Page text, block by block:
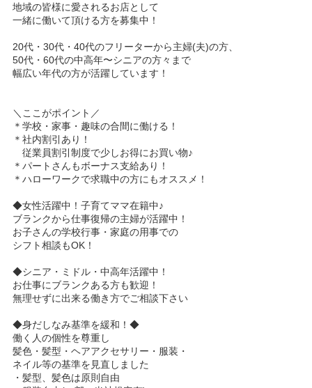
地域の皆様に愛されるお店として
一緒に働いて頂ける方を募集中！
20代・30代・40代のフリーターから主婦(夫)の方、
50代・60代の中高年〜シニアの方々まで
幅広い年代の方が活躍しています！
＼ここがポイント／
＊学校・家事・趣味の合間に働ける！
＊社内割引あり！
従業員割引制度で少しお得にお買い物♪
＊パートさんもボーナス支給あり！
＊ハローワークで求職中の方にもオススメ！
◆女性活躍中！子育てママ在籍中♪
ブランクから仕事復帰の主婦が活躍中！
お子さんの学校行事・家庭の用事での
シフト相談もOK！
◆シニア・ミドル・中高年活躍中！
お仕事にブランクある方も歓迎！
無理せずに出来る働き方でご相談下さい
◆身だしなみ基準を緩和！◆
働く人の個性を尊重し
髪色・髪型・ヘアアクセサリー・服装・
ネイル等の基準を見直しました
・髪型、髪色は原則自由